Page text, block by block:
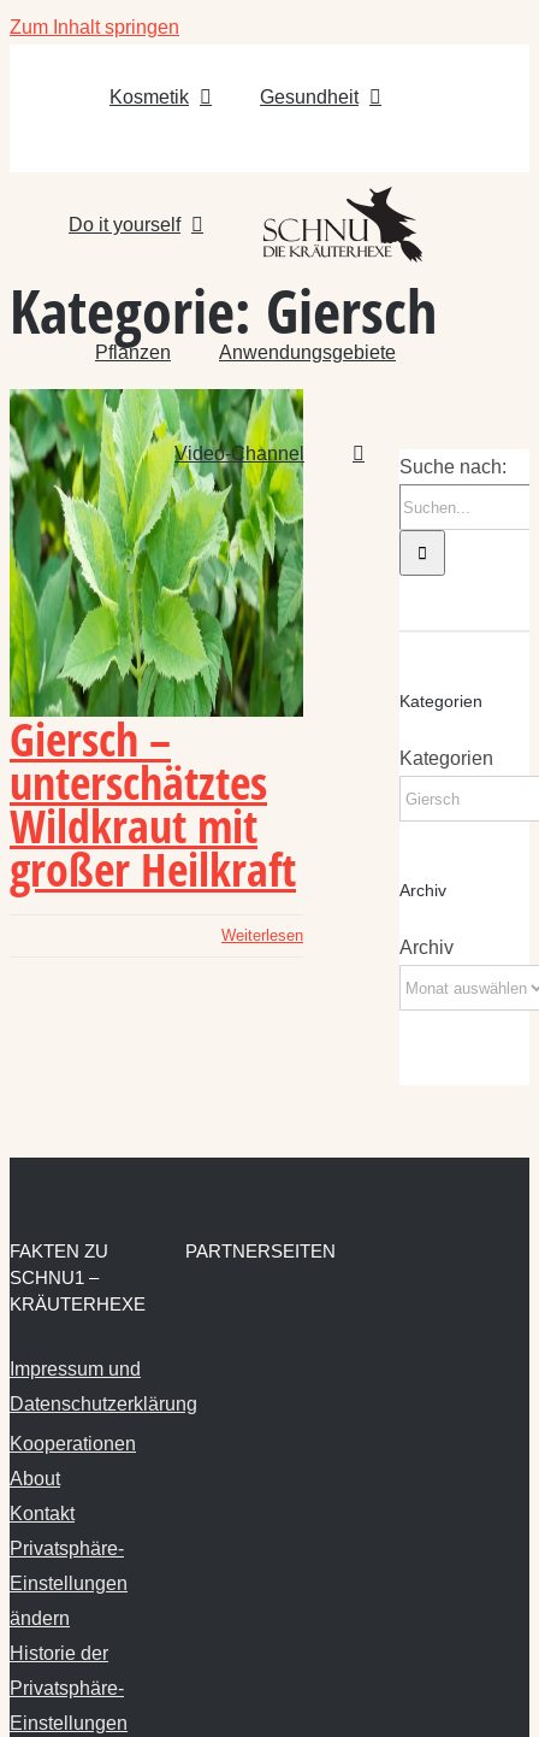
Zum Inhalt springen
Kosmetik Gesundheit
Do it yourself
Pflanzen Anwendungsgebiete
Video-Channel
Kategorie: Giersch
Giersch –
unterschätztes
Wildkraut mit
großer Heilkraft
Weiterlesen
Suche nach:
Kategorien
Kategorien
Archiv
Archiv
FAKTEN ZU
SCHNU1 –
KRÄUTERHEXE
Impressum und
Datenschutzerklärung
Kooperationen
About
Kontakt
Privatsphäre-
Einstellungen
ändern
Historie der
Privatsphäre-
Einstellungen
PARTNERSEITEN